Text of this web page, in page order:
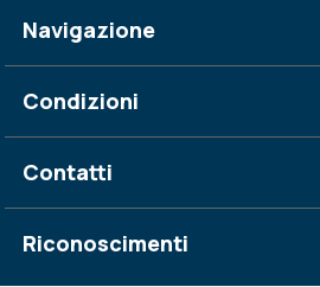
Navigazione
Condizioni
Contatti
Riconoscimenti